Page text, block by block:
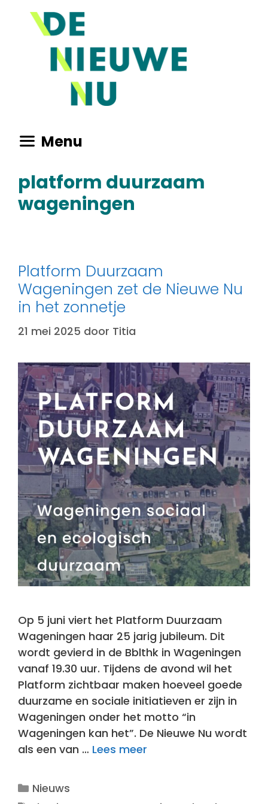
Menu
platform duurzaam
wageningen
Platform Duurzaam
Wageningen zet de Nieuwe Nu
in het zonnetje
21 mei 2025 door Titia
Op 5 juni viert het Platform Duurzaam
Wageningen haar 25 jarig jubileum. Dit
wordt gevierd in de Bblthk in Wageningen
vanaf 19.30 uur. Tijdens de avond wil het
Platform zichtbaar maken hoeveel goede
duurzame en sociale initiatieven er zijn in
Wageningen onder het motto “in
Wageningen kan het”. De Nieuwe Nu wordt
als een van … Lees meer
Categorieën
Nieuws